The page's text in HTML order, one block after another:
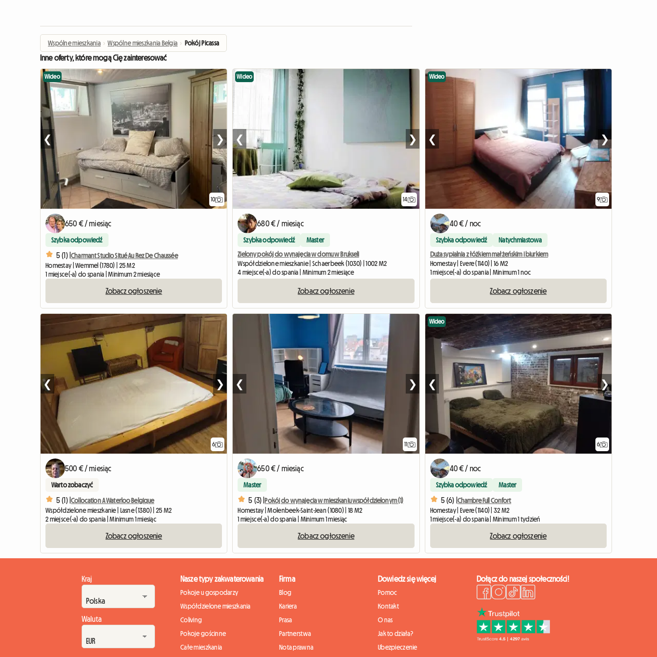
Wspólne mieszkania › Wspólne mieszkania Belgia › Pokój Picassa
Inne oferty, które mogą Cię zainteresować
10
Wideo
❮ ❯
650 € / miesiąc
Szybka odpowiedź
5 (1) |Charmant Studio Situé Au Rez De Chaussée
Homestay | Wemmel (1780) | 25 M2
1 miejsce(-a) do spania | Minimum 2 miesiące
Zobacz ogłoszenie
14
Wideo
❮ ❯
680 € / miesiąc
Szybka odpowiedź Master
Zielony pokój do wynajęcia w domu w Brukseli
Współdzielone mieszkanie | Schaerbeek (1030) | 1002 M2
4 miejsce(-a) do spania | Minimum 2 miesiące
Zobacz ogłoszenie
9
Wideo
❮ ❯
40 € / noc
Szybka odpowiedź Natychmiastowa
Duża sypialnia z łóżkiem małżeńskim i biurkiem
Homestay | Evere (1140) | 16 M2
1 miejsce(-a) do spania | Minimum 1 noc
Zobacz ogłoszenie
6
❮ ❯
500 € / miesiąc
Warto zobaczyć
5 (1) |Collocation A Waterloo Belgique
Współdzielone mieszkanie | Lasne (1380) | 25 M2
2 miejsce(-a) do spania | Minimum 1 miesiąc
Zobacz ogłoszenie
11
❮ ❯
650 € / miesiąc
Master
5 (3) |Pokój do wynajęcia w mieszkaniu współdzielonym (1)
Homestay | Molenbeek-Saint-Jean (1080) | 18 M2
1 miejsce(-a) do spania | Minimum 1 miesiąc
Zobacz ogłoszenie
6
Wideo
❮ ❯
40 € / noc
Szybka odpowiedź Master
5 (6) | Chambre Full Confort
Homestay | Evere (1140) | 32 M2
1 miejsce(-a) do spania | Minimum 1 tydzień
Zobacz ogłoszenie
Kraj
Waluta
Nasze typy zakwaterowania
Pokoje u gospodarzy
Współdzielone mieszkania
Coliving
Pokoje gościnne
Całe mieszkania
Firma
Blog
Kariera
Prasa
Partnerstwa
Nota prawna
Dowiedz się więcej
Pomoc
Kontakt
O nas
Jak to działa?
Ubezpieczenie
Dołącz do naszej społeczności!